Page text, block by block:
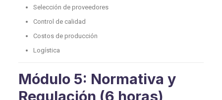
Selección de proveedores
Control de calidad
Costos de producción
Logística
Módulo 5: Normativa y
Regulación (6 horas)